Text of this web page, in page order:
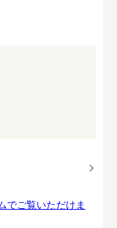
でご覧いただけま